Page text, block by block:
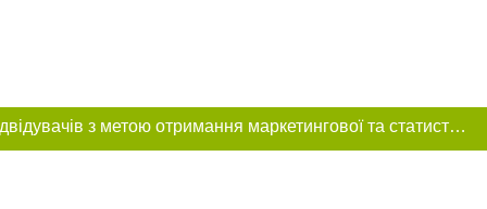
Цей сайт використовує «cookies». Також веб-сайт використовує інтернет-сервіс для збору технічних даних стосовно відвідувачів з метою отримання маркетингової та статистичної інформації. Умови обробки даних відвідувачів сайту див.